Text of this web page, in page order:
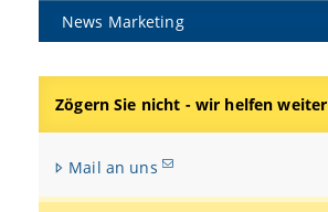
News Marketing
Zögern Sie nicht - wir helfen weiter
Mail an uns